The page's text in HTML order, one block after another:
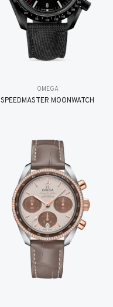
OMEGA
SPEEDMASTER MOONWATCH